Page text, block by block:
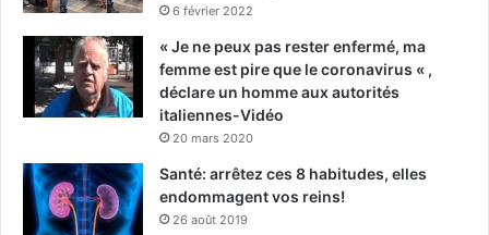
6 février 2022
« Je ne peux pas rester enfermé, ma
femme est pire que le coronavirus « ,
déclare un homme aux autorités
italiennes-Vidéo
20 mars 2020
Santé: arrêtez ces 8 habitudes, elles
endommagent vos reins!
26 août 2019